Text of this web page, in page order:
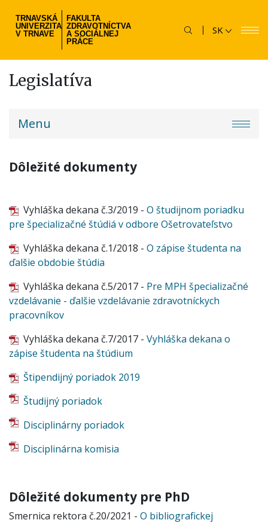
hlavný
TRNAVSKÁ
UNIVERZITA
V TRNAVE
FAKULTA
ZDRAVOTNÍCTVA
A SOCIÁLNEJ
PRÁCE
SK
Legislatíva
fzsp-
Menu
Dôležité dokumenty
Vyhláška dekana č.3/2019 - O študijnom poriadku
pre špecializačné štúdiá v odbore Ošetrovateľstvo
Vyhláška dekana č.1/2018 - O zápise študenta na
ďalšie obdobie štúdia
Vyhláška dekana č.5/2017 - Pre MPH špecializačné
vzdelávanie - ďalšie vzdelávanie zdravotníckych
pracovníkov
Vyhláška dekana č.7/2017 - Vyhláška dekana o
zápise študenta na štúdium
Štipendijný poriadok 2019
Študijný poriadok
Disciplinárny poriadok
Disciplinárna komisia
Dôležité dokumenty pre PhD
Smernica rektora č.20/2021 - O bibliografickej